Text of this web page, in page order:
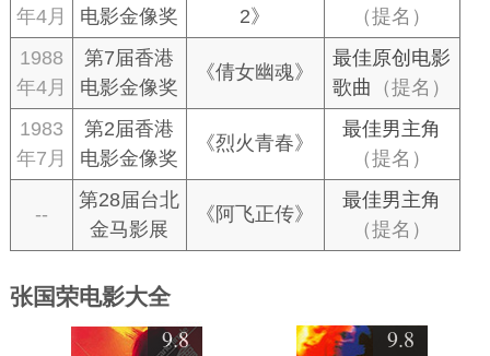
年4月
电影金像奖
2》
（提名）
1988
年4月
第7届香港
电影金像奖
《倩女幽魂》
最佳原创电影
歌曲
（提名）
1983
年7月
第2届香港
电影金像奖
《烈火青春》
最佳男主角
（提名）
--
第28届台北
金马影展
《阿飞正传》
最佳男主角
（提名）
张国荣电影大全
9.8 9.8